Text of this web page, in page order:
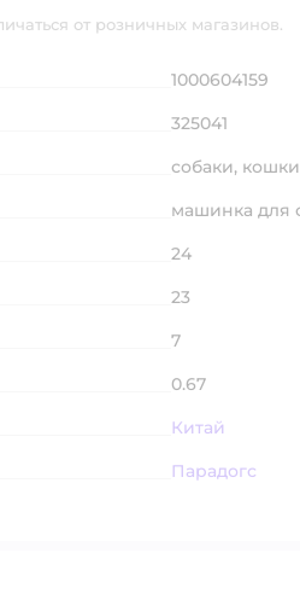
от розничных магазинов.
1000604159
325041
собаки, кошки
машинка для
24
23
7
0.67
Китай
Парадогс